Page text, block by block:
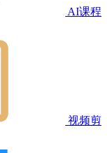
AI课程
视频剪